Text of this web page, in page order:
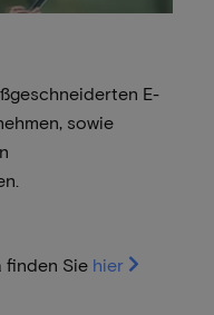
E-
sowie
finden Sie hier